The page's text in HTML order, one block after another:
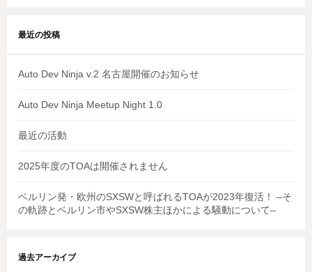
最近の投稿
Auto Dev Ninja v.2 名古屋開催のお知らせ
Auto Dev Ninja Meetup Night 1.0
最近の活動
2025年度のTOAは開催されません
ベルリン発・欧州のSXSWと呼ばれるTOAが2023年復活！ –そ
の軌跡とベルリン市やSXSW株主ほかによる騒動について–
過去アーカイブ